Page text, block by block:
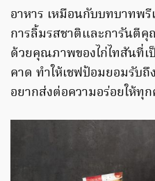
อาหาร เหมือนกับบทบาทพ
การลิ้มรสชาติและการันตีคุ
ด้วยคุณภาพของไก่ไทสันที่เ
คาด ทำให้เชฟป้อมยอมรับถึ
อยากส่งต่อความอร่อยให้ทุ